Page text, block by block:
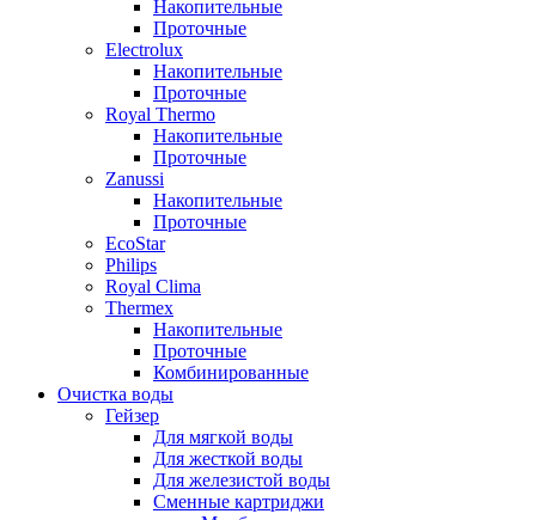
Накопительные
Проточные
Electrolux
Накопительные
Проточные
Royal Thermo
Накопительные
Проточные
Zanussi
Накопительные
Проточные
EcoStar
Philips
Royal Clima
Thermex
Накопительные
Проточные
Комбинированные
Очистка воды
Гейзер
Для мягкой воды
Для жесткой воды
Для железистой воды
Сменные картриджи